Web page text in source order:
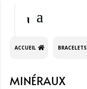
ACCUEIL BRACELETS
MINÉRAUX